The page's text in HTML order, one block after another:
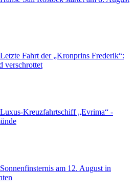
Letzte Fahrt der „Kronprins Frederik“:
verschrottet
Luxus-Kreuzfahrtschiff „Evrima“ -
Sonnenfinsternis am 12. August in